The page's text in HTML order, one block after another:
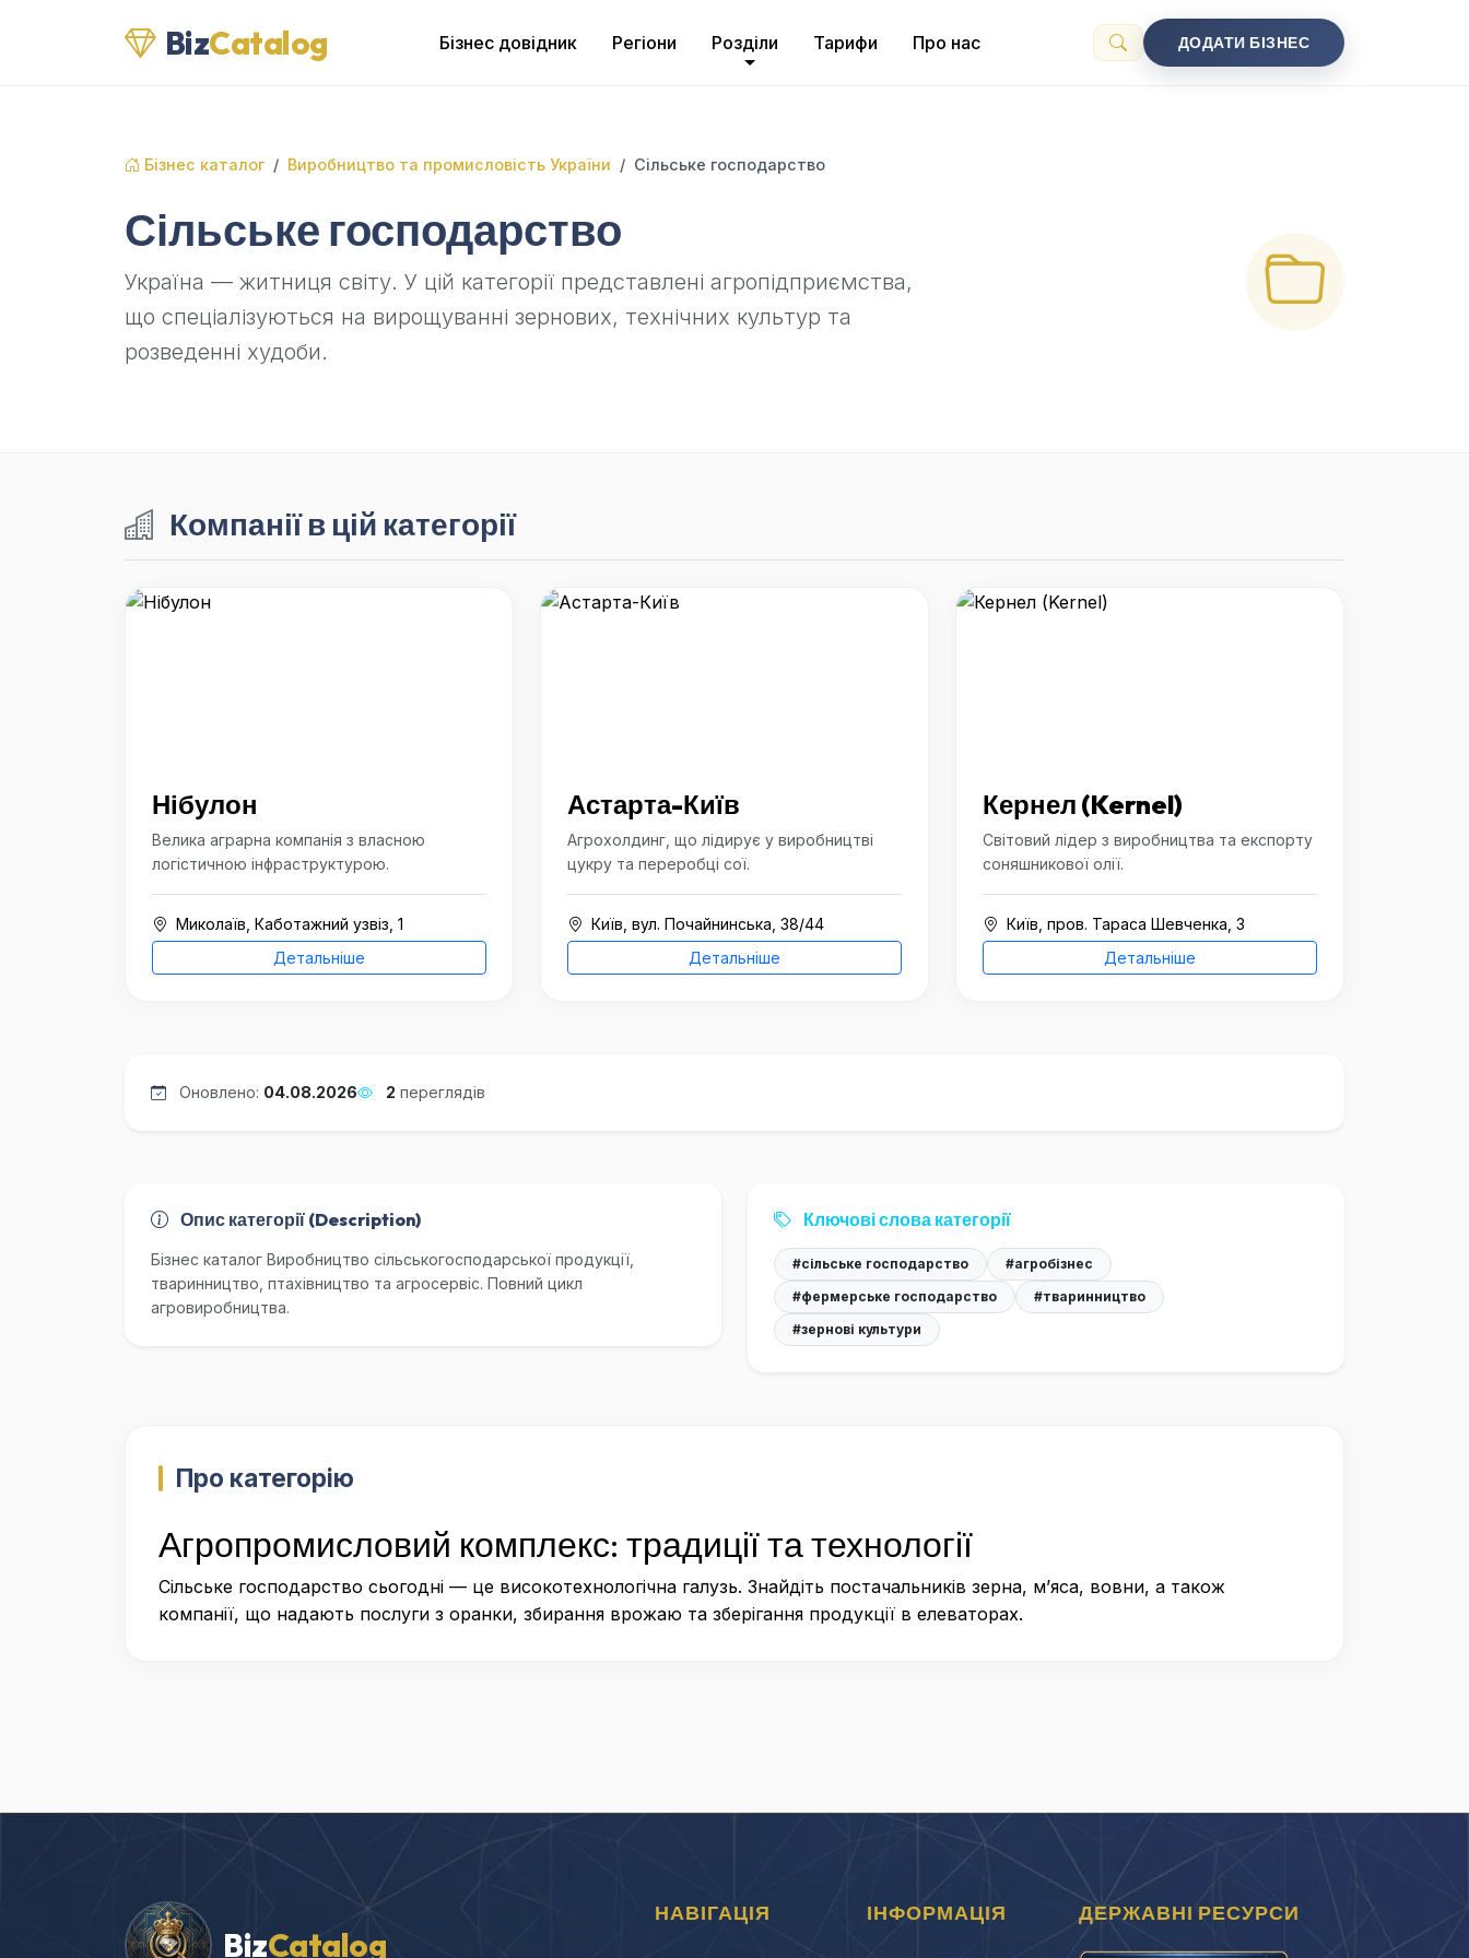
BizCatalog Бізнес довідник Регіони Розділи Тарифи Про нас ДОДАТИ БІЗНЕС
Бізнес каталог Виробництво та промисловість України Сільське господарство
Сільське господарство
Україна — житниця світу. У цій категорії представлені агропідприємства,
що спеціалізуються на вирощуванні зернових, технічних культур та
розведенні худоби.
Компанії в цій категорії
Нібулон
Велика аграрна компанія з власною
логістичною інфраструктурою.
Миколаїв, Каботажний узвіз, 1
Детальніше
Астарта-Київ
Агрохолдинг, що лідирує у виробництві
цукру та переробці сої.
Київ, вул. Почайнинська, 38/44
Детальніше
Кернел (Kernel)
Світовий лідер з виробництва та експорту
соняшникової олії.
Київ, пров. Тараса Шевченка, 3
Детальніше
Оновлено: 04.08.2026 2 переглядів
Опис категорії (Description)
Бізнес каталог Виробництво сільськогосподарської продукції,
тваринництво, птахівництво та агросервіс. Повний цикл
агровиробництва.
Ключові слова категорії
#сільське господарство
#агробізнес
#фермерське господарство
#тваринництво
#зернові культури
Про категорію
Агропромисловий комплекс: традиції та технології
Сільське господарство сьогодні — це високотехнологічна галузь. Знайдіть постачальників зерна, м’яса, вовни, а також
компанії, що надають послуги з оранки, збирання врожаю та зберігання продукції в елеваторах.
BizCatalog
НАВІГАЦІЯ ІНФОРМАЦІЯ ДЕРЖАВНІ РЕСУРСИ